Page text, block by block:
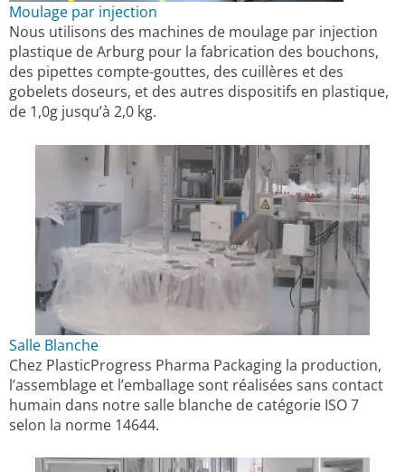
Moulage par injection
Nous utilisons des machines de moulage par injection
plastique de Arburg pour la fabrication des bouchons,
des pipettes compte-gouttes, des cuillères et des
gobelets doseurs, et des autres dispositifs en plastique,
de 1,0g jusqu’à 2,0 kg.
Salle Blanche
Chez PlasticProgress Pharma Packaging la production,
l’assemblage et l’emballage sont réalisées sans contact
humain dans notre salle blanche de catégorie ISO 7
selon la norme 14644.